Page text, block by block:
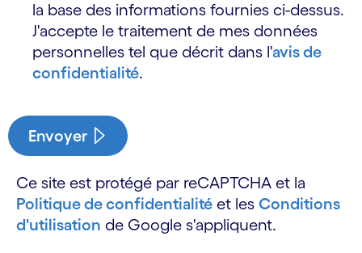
la base des informations fournies ci-dessus.
J'accepte le traitement de mes données
personnelles tel que décrit dans l'avis de
confidentialité.
Envoyer
Ce site est protégé par reCAPTCHA et la
Politique de confidentialité et les Conditions
d'utilisation de Google s'appliquent.